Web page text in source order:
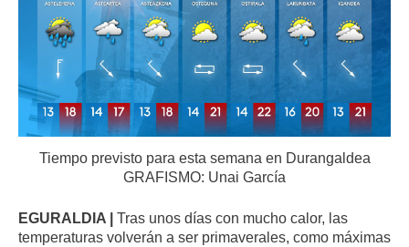
Tiempo previsto para esta semana en Durangaldea
GRAFISMO: Unai García
EGURALDIA |
Tras unos días con mucho calor, las
temperaturas volverán a ser primaverales, como máximas